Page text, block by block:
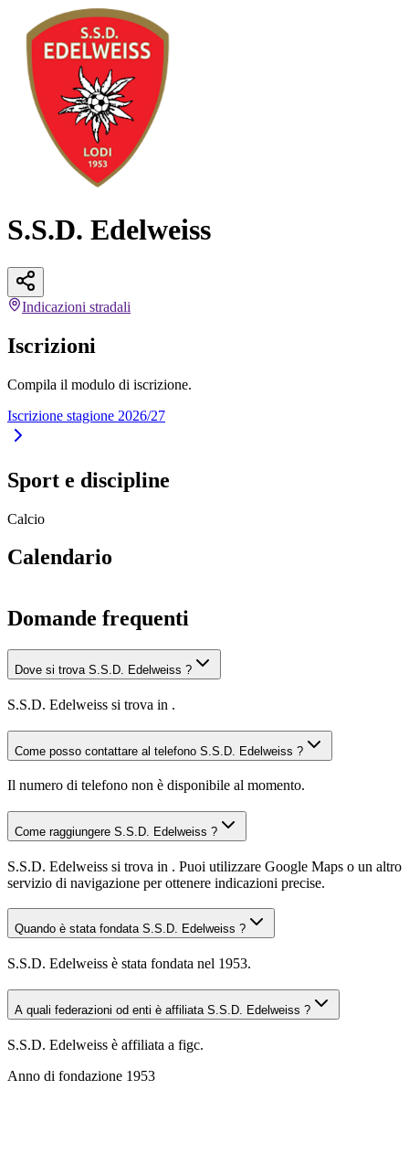
S.S.D. Edelweiss
Indicazioni stradali
Iscrizioni
Compila il modulo di iscrizione.
Iscrizione stagione 2026/27
Sport e discipline
Calcio
Calendario
Domande frequenti
Dove si trova S.S.D. Edelweiss ?
S.S.D. Edelweiss si trova in .
Come posso contattare al telefono S.S.D. Edelweiss ?
Il numero di telefono non è disponibile al momento.
Come raggiungere S.S.D. Edelweiss ?
S.S.D. Edelweiss si trova in . Puoi utilizzare Google Maps o un altro
servizio di navigazione per ottenere indicazioni precise.
Quando è stata fondata S.S.D. Edelweiss ?
S.S.D. Edelweiss è stata fondata nel 1953.
A quali federazioni od enti è affiliata S.S.D. Edelweiss ?
S.S.D. Edelweiss è affiliata a figc.
Anno di fondazione 1953